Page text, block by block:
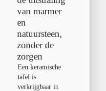
van marmer
en
natuursteen,
zonder de
zorgen
Een keramische
tafel is
verkrijgbaar in